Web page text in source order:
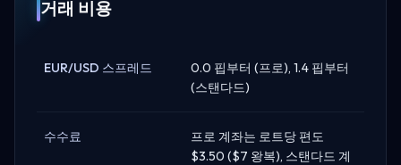
거래 비용
EUR/USD 스프레드
0.0 핍부터 (프로), 1.4 핍부터
(스탠다드)
수수료
프로 계좌는 로트당 편도
$3.50 ($7 왕복), 스탠다드 계